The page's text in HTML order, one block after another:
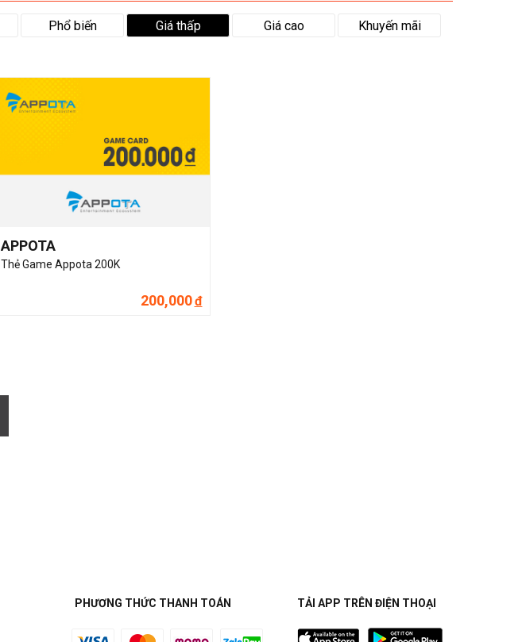
Phổ biến Giá thấp Giá cao Khuyến mãi
APPOTA
Thẻ Game Appota 200K
200,000đ
PHƯƠNG THỨC THANH TOÁN TẢI APP TRÊN ĐIỆN THOẠI